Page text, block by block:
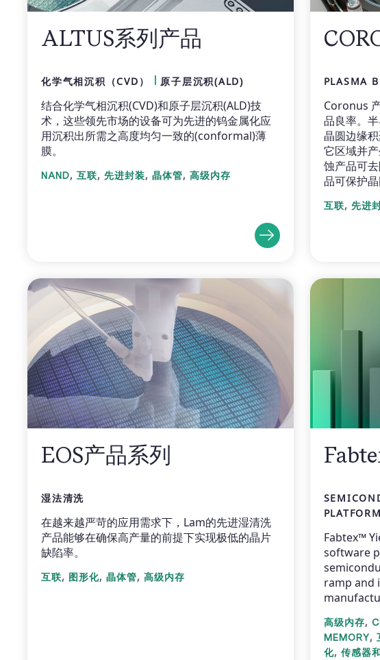
ALTUS系列产品
化学气相沉积（CVD） 原子层沉积(ALD)
结合化学气相沉积(CVD)和原子层沉积(ALD)技
术，这些领先市场的设备可为先进的钨金属化应
用沉积出所需之高度均匀一致的(conformal)薄
膜。
NAND,互联,先进封装,晶体管,高级内存
PLASMA
Coronus
品良率。
晶圆边缘
它区域并
蚀产品可
品可保护晶
互联, 先进
EOS产品系列
湿法清洗
在越来越严苛的应用需求下，Lam的先进湿清洗
产品能够在确保高产量的前提下实现极低的晶片
缺陷率。
互联, 图形化,晶体管,高级内存
PLATFORM
Fabtex™
software
ramp and
高级内存,
MEMORY,
化, 传感器